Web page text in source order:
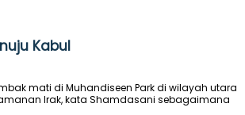
Kabul
mati di Muhandiseen Park di wilayah utara
Irak, kata Shamdasani sebagaimana